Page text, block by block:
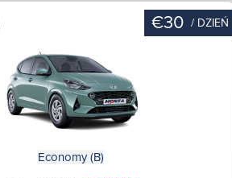
€30 / DZIEŃ
Economy (B)